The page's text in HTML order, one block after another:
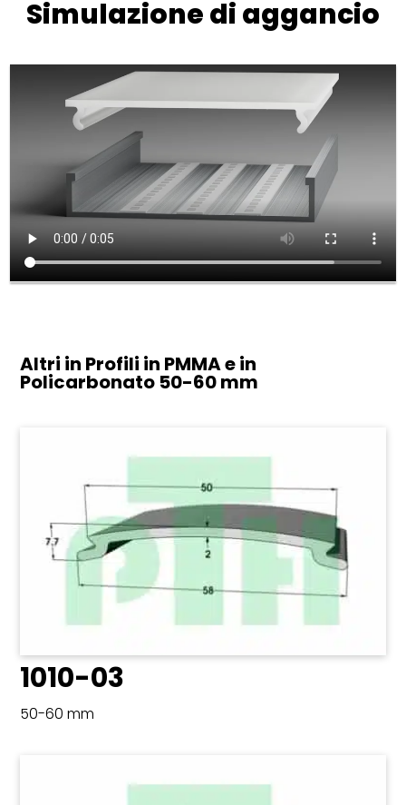
Simulazione di aggancio
Altri in Profili in PMMA e in
Policarbonato 50-60 mm
1010-03
50-60 mm